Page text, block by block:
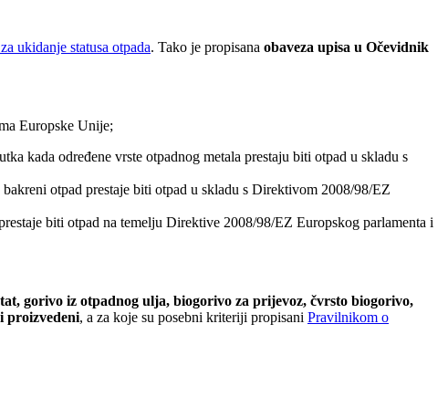
ukidanje statusa otpada. Tako je propisana obaveza upisa u Očevidnik
Europske Unije;
kada određene vrste otpadnog metala prestaju biti otpad u skladu s
otpad prestaje biti otpad u skladu s Direktivom 2008/98/EZ
biti otpad na temelju Direktive 2008/98/EZ Europskog parlamenta i
gorivo iz otpadnog ulja, biogorivo za prijevoz, čvrsto biogorivo,
proizvedeni, a za koje su posebni kriteriji propisani Pravilnikom o